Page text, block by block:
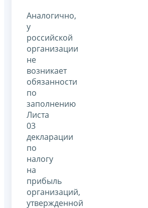
Аналогично,
у
российской
организации
не
возникает
обязанности
по
заполнению
Листа
03
декларации
по
налогу
на
прибыль
организаций,
утвержденной